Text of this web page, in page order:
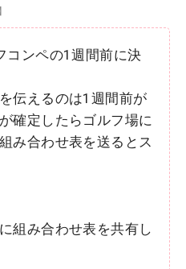
コンペの1週間前に決
伝えるのは1週間前が
確定したらゴルフ場に
み合わせ表を送るとス
組み合わせ表を共有し